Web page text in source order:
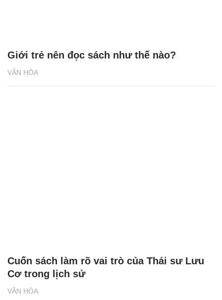
VĂN HÓA
Giới trẻ nên đọc sách như thế nào?
VĂN HÓA
Cuốn sách làm rõ vai trò của Thái sư Lưu
Cơ trong lịch sử